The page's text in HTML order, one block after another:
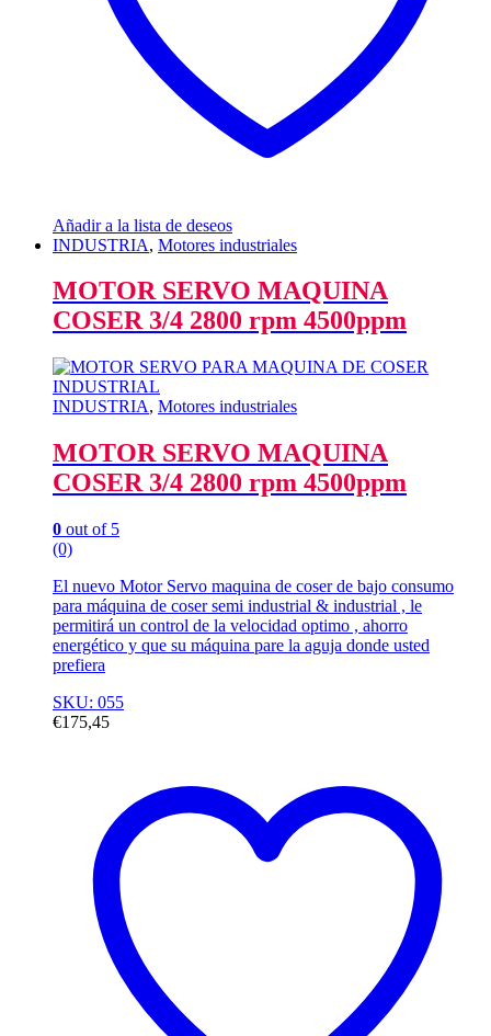
Añadir a la lista de deseos
INDUSTRIA, Motores industriales
MOTOR SERVO MAQUINA
COSER 3/4 2800 rpm 4500ppm
INDUSTRIA, Motores industriales
MOTOR SERVO MAQUINA
COSER 3/4 2800 rpm 4500ppm
0 out of 5
(0)
El nuevo Motor Servo maquina de coser de bajo consumo
para máquina de coser semi industrial & industrial , le
permitirá un control de la velocidad optimo , ahorro
energético y que su máquina pare la aguja donde usted
prefiera
SKU: 055
€175,45